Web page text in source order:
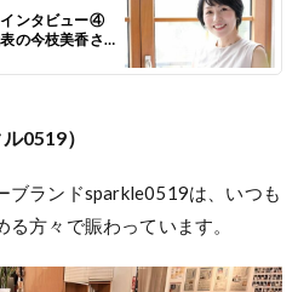
インタビュー④
の今枝美香さ
0519）
ブランドsparkle0519は、いつも
方々で賑わっています。